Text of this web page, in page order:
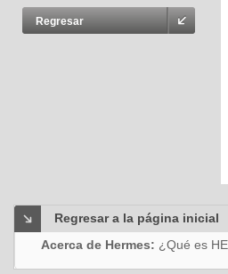
Regresar
Regresar a la página inicial
Acerca de Hermes: ¿Qué es